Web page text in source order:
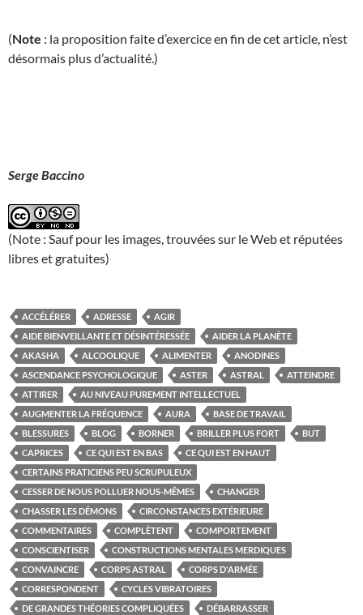
(Note : la proposition faite d’exercice en fin de cet article, n’est
désormais plus d’actualité.)
Serge Baccino
(Note : Sauf pour les images, trouvées sur le Web et réputées
libres et gratuites)
ACCÉLÉRER ADRESSE
AGIR
AIDE BIENVEILLANTE ET DÉSINTÉRESSÉE
AIDER LA PLANÈTE
AKASHA
ALCOOLIQUE ALIMENTER
ANODINES
ASCENDANCE PSYCHOLOGIQUE
ASTER ASTRAL
ATTEINDRE
ATTIRER
AU NIVEAU PUREMENT INTELLECTUEL
AUGMENTER LA FRÉQUENCE
AURA
BASE DE TRAVAIL
BLESSURES
BLOG BORNER BRILLER PLUS FORT
BUT
CAPRICES
CE QUI EST EN BAS
CE QUI EST EN HAUT
CERTAINS PRATICIENS PEU SCRUPULEUX
CESSER DE NOUS POLLUER NOUS-MÊMES
CHANGER
CHASSER LES DÉMONS
CIRCONSTANCES EXTÉRIEURE
COMMENTAIRES
COMPLÈTENT
COMPORTEMENT
CONSCIENTISER
CONSTRUCTIONS MENTALES MERDIQUES
CONVAINCRE
CORPS ASTRAL
CORPS D'ARMÉE
CORRESPONDENT
CYCLES VIBRATOIRES
DE GRANDES THÉORIES COMPLIQUÉES
DÉBARRASSER